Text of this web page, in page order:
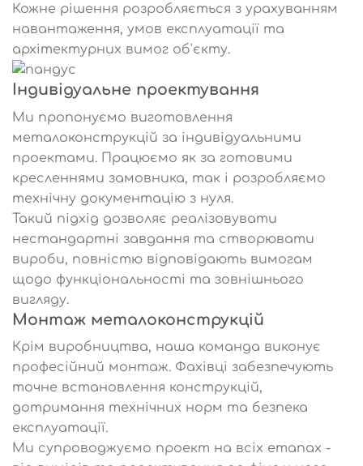
Кожне рішення розробляється з урахуванням
навантаження, умов експлуатації та
архітектурних вимог об'єкту.
Індивідуальне проектування
Ми пропонуємо виготовлення
металоконструкцій за індивідуальними
проектами. Працюємо як за готовими
кресленнями замовника, так і розробляємо
технічну документацію з нуля.
Такий підхід дозволяє реалізовувати
нестандартні завдання та створювати
вироби, повністю відповідають вимогам
щодо функціональності та зовнішнього
вигляду.
Монтаж металоконструкцій
Крім виробництва, наша команда виконує
професійний монтаж. Фахівці забезпечують
точне встановлення конструкцій,
дотримання технічних норм та безпека
експлуатації.
Ми супроводжуємо проект на всіх етапах -